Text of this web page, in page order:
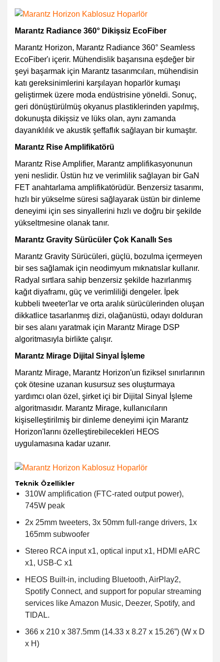
Marantz Radiance 360° Dikişsiz EcoFiber
Marantz Horizon, Marantz Radiance 360° Seamless
EcoFiber'ı içerir. Mühendislik başarısına eşdeğer bir
şeyi başarmak için Marantz tasarımcıları, mühendisin
katı gereksinimlerini karşılayan hoparlör kumaşı
geliştirmek üzere moda endüstrisine yöneldi. Sonuç,
geri dönüştürülmüş okyanus plastiklerinden yapılmış,
dokunuşta dikişsiz ve lüks olan, aynı zamanda
dayanıklılık ve akustik şeffaflık sağlayan bir kumaştır.
Marantz Rise Amplifikatörü
Marantz Rise Amplifier, Marantz amplifikasyonunun
yeni neslidir. Üstün hız ve verimlilik sağlayan bir GaN
FET anahtarlama amplifikatörüdür. Benzersiz tasarımı,
hızlı bir yükselme süresi sağlayarak üstün bir dinleme
deneyimi için ses sinyallerini hızlı ve doğru bir şekilde
yükseltmesine olanak tanır.
Marantz Gravity Sürücüler Çok Kanallı Ses
Marantz Gravity Sürücüleri, güçlü, bozulma içermeyen
bir ses sağlamak için neodimyum mıknatıslar kullanır.
Radyal sırtlara sahip benzersiz şekilde hazırlanmış
kağıt diyaframı, güç ve verimliliği dengeler. İpek
kubbeli tweeter'lar ve orta aralık sürücülerinden oluşan
dikkatlice tasarlanmış dizi, olağanüstü, odayı dolduran
bir ses alanı yaratmak için Marantz Mirage DSP
algoritmasıyla birlikte çalışır.
Marantz Mirage Dijital Sinyal İşleme
Marantz Mirage, Marantz Horizon'un fiziksel sınırlarının
çok ötesine uzanan kusursuz ses oluşturmaya
yardımcı olan özel, şirket içi bir Dijital Sinyal İşleme
algoritmasıdır. Marantz Mirage, kullanıcıların
kişiselleştirilmiş bir dinleme deneyimi için Marantz
Horizon'larını özelleştirebilecekleri HEOS
uygulamasına kadar uzanır.
Teknik Özellikler
310W amplification (FTC-rated output power),
745W peak
2x 25mm tweeters, 3x 50mm full-range drivers, 1x
165mm subwoofer
Stereo RCA input x1, optical input x1, HDMI eARC
x1, USB-C x1
HEOS Built-in, including Bluetooth, AirPlay2,
Spotify Connect, and support for popular streaming
services like Amazon Music, Deezer, Spotify, and
TIDAL.
366 x 210 x 387.5mm (14.33 x 8.27 x 15.26”) (W x D
x H)